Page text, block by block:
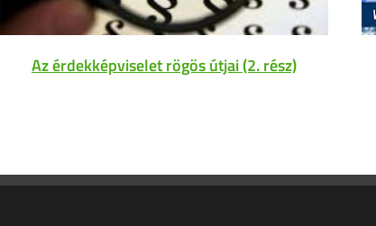
Az érdekképviselet rögös útjai (2. rész)